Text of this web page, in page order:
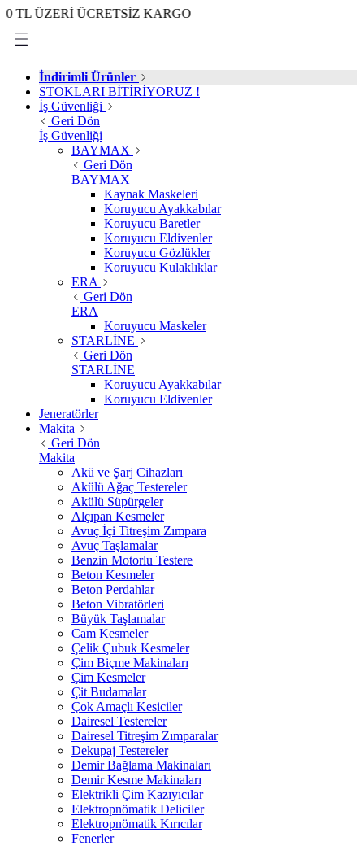
ÜCRETSİZ KARGO
İndirimli Ürünler
STOKLARI BİTİRİYORUZ !
İş Güvenliği
Geri Dön
İş Güvenliği
BAYMAX
Geri Dön
BAYMAX
Kaynak Maskeleri
Koruyucu Ayakkabılar
Koruyucu Baretler
Koruyucu Eldivenler
Koruyucu Gözlükler
Koruyucu Kulaklıklar
ERA
Geri Dön
ERA
Koruyucu Maskeler
STARLİNE
Geri Dön
STARLİNE
Koruyucu Ayakkabılar
Koruyucu Eldivenler
Jeneratörler
Makita
Geri Dön
Makita
Akü ve Şarj Cihazları
Akülü Ağaç Testereler
Akülü Süpürgeler
Alçıpan Kesmeler
Avuç İçi Titreşim Zımpara
Avuç Taşlamalar
Benzin Motorlu Testere
Beton Kesmeler
Beton Perdahlar
Beton Vibratörleri
Büyük Taşlamalar
Cam Kesmeler
Çelik Çubuk Kesmeler
Çim Biçme Makinaları
Çim Kesmeler
Çit Budamalar
Çok Amaçlı Kesiciler
Dairesel Testereler
Dairesel Titreşim Zımparalar
Dekupaj Testereler
Demir Bağlama Makinaları
Demir Kesme Makinaları
Elektrikli Çim Kazıyıcılar
Elektropnömatik Deliciler
Elektropnömatik Kırıcılar
Fenerler